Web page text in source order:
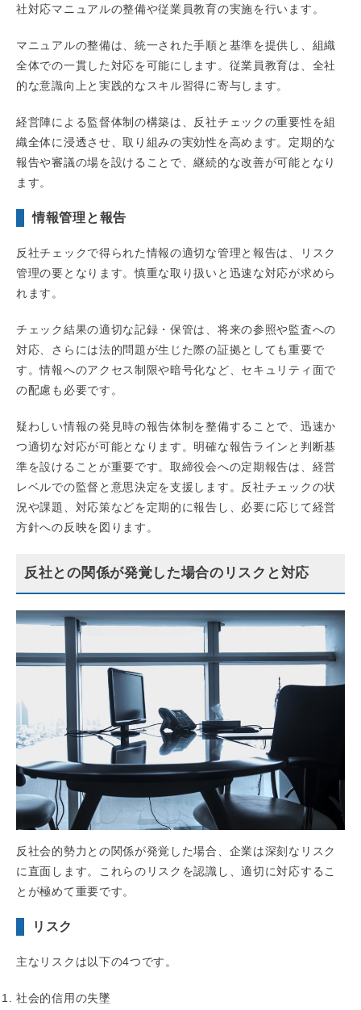
社対応マニュアルの整備や従業員教育の実施を行います。
マニュアルの整備は、統一された手順と基準を提供し、組織
全体での一貫した対応を可能にします。従業員教育は、全社
的な意識向上と実践的なスキル習得に寄与します。
経営陣による監督体制の構築は、反社チェックの重要性を組
織全体に浸透させ、取り組みの実効性を高めます。定期的な
報告や審議の場を設けることで、継続的な改善が可能となり
ます。
情報管理と報告
反社チェックで得られた情報の適切な管理と報告は、リスク
管理の要となります。慎重な取り扱いと迅速な対応が求めら
れます。
チェック結果の適切な記録・保管は、将来の参照や監査への
対応、さらには法的問題が生じた際の証拠としても重要で
す。情報へのアクセス制限や暗号化など、セキュリティ面で
の配慮も必要です。
疑わしい情報の発見時の報告体制を整備することで、迅速か
つ適切な対応が可能となります。明確な報告ラインと判断基
準を設けることが重要です。取締役会への定期報告は、経営
レベルでの監督と意思決定を支援します。反社チェックの状
況や課題、対応策などを定期的に報告し、必要に応じて経営
方針への反映を図ります。
反社との関係が発覚した場合のリスクと対応
反社会的勢力との関係が発覚した場合、企業は深刻なリスク
に直面します。これらのリスクを認識し、適切に対応するこ
とが極めて重要です。
リスク
主なリスクは以下の4つです。
社会的信用の失墜